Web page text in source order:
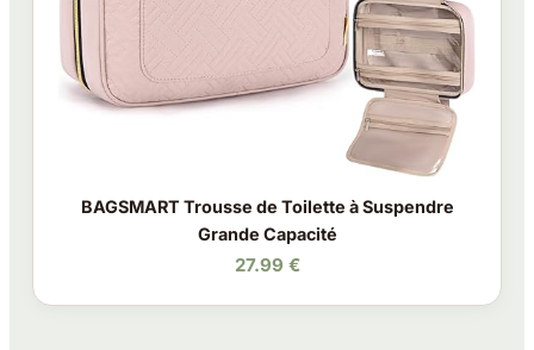
BAGSMART Trousse de Toilette à Suspendre
Grande Capacité
27.99 €